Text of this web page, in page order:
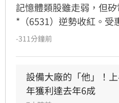
記憶體類股雖走弱，但
*（6531）逆勢收紅。受
第2季每股純益達4.18元
產品線成長動能明確，
發期，2027年獲利更有
-311分鐘前
設備大廠的「他」！
年獲利達去年6成